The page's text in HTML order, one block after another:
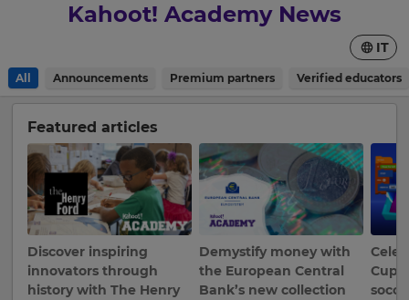
Kahoot! Academy News
All Announcements Premium partners Verified educators
IT
Featured articles
Discover inspiring
innovators through
history with The Henry
Demystify money with
the European Central
Bank’s new collection
Cup